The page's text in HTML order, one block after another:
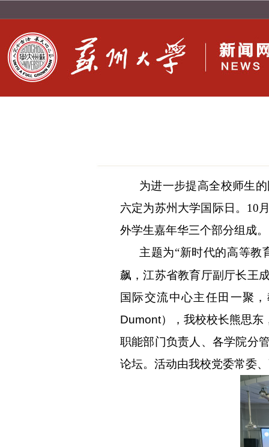
为进一步提高全校师生
六定为苏州大学国际日。 10
外学生嘉年华三个部分组成。
主题为“新时代的高等教
飙，江苏省教育厅副厅长王
国际交流中心主任田一聚
Dumont），我校校长熊思东
职能部门负责人、各学院分
论坛。 活动由我校党委常委